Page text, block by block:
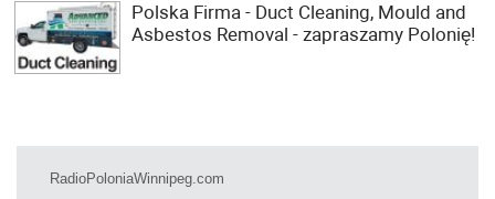
Polska Firma - Duct Cleaning, Mould and
Asbestos Removal - zapraszamy Polonię!
RadioPoloniaWinnipeg.com